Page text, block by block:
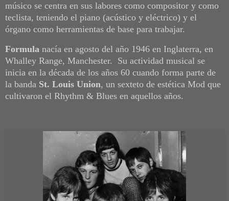
músico se centra en sus labores como compositor y como
teclista, teniendo el piano (acústico y eléctrico) y el
órgano como herramientas de base para trabajar.
Formula nacía en agosto del año 1946 en Inglaterra, en
Whalley Range, Manchester. Su actividad musical se
inicia en la década de los años 60 cuando forma parte de
la banda St. Louis Union, un sexteto de estética Mod que
cultivaron el Rhythm & Blues en aquellos años.